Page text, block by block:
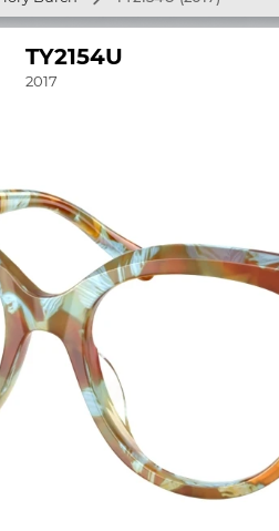
TY2154U
2017